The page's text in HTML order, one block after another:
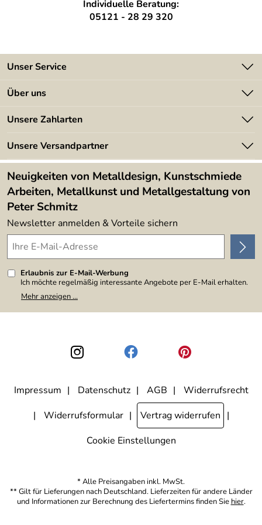
Individuelle Beratung:
05121 - 28 29 320
Unser Service
Kontakt
Kundeninformationen
Newsletter
Lieferbedingungen
Über uns
Angebote
Kundenbewertungen (394)
4,9/5
Unsere Zahlarten
Unsere Versandpartner
Neuigkeiten von Metalldesign, Kunstschmiede
Arbeiten, Metallkunst und Metallgestaltung von
Peter Schmitz
Newsletter anmelden & Vorteile sichern
Erlaubnis zur E-Mail-Werbung
Ich möchte regelmäßig interessante Angebote per E-Mail erhalten.
Meine E-Mail-Adresse wird nicht an andere Unternehmen
weitergegeben. Zu statistischen Zwecken wird in anonymer Form
den Link "Abmelden" am Ende des Newsletters anklicke. Die
Datenschutzerklärung
habe ich zur Kenntnis genommen.
Mehr anzeigen ...
Impressum Datenschutz AGB
Widerrufsrecht
Widerrufsformular
Vertrag widerrufen
Cookie Einstellungen
* Alle Preisangaben inkl. MwSt.
** Gilt für Lieferungen nach Deutschland. Lieferzeiten für andere Länder
und Informationen zur Berechnung des Liefertermins finden Sie hier.